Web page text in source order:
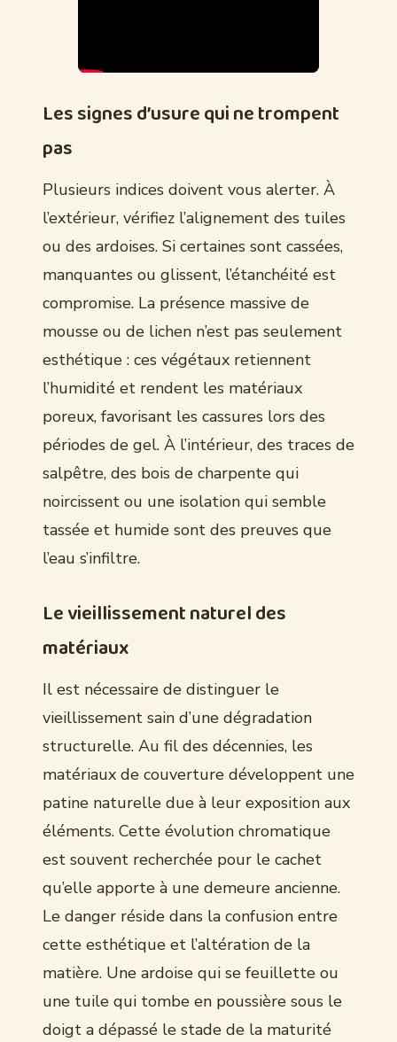
Les signes d’usure qui ne trompent
pas
Plusieurs indices doivent vous alerter. À
l’extérieur, vérifiez l’alignement des tuiles
ou des ardoises. Si certaines sont cassées,
manquantes ou glissent, l’étanchéité est
compromise. La présence massive de
mousse ou de lichen n’est pas seulement
esthétique : ces végétaux retiennent
l’humidité et rendent les matériaux
poreux, favorisant les cassures lors des
périodes de gel. À l’intérieur, des traces de
salpêtre, des bois de charpente qui
noircissent ou une isolation qui semble
tassée et humide sont des preuves que
l’eau s’infiltre.
Le vieillissement naturel des
matériaux
Il est nécessaire de distinguer le
vieillissement sain d’une dégradation
structurelle. Au fil des décennies, les
matériaux de couverture développent une
patine naturelle due à leur exposition aux
éléments. Cette évolution chromatique
est souvent recherchée pour le cachet
qu’elle apporte à une demeure ancienne.
Le danger réside dans la confusion entre
cette esthétique et l’altération de la
matière. Une ardoise qui se feuillette ou
une tuile qui tombe en poussière sous le
doigt a dépassé le stade de la maturité